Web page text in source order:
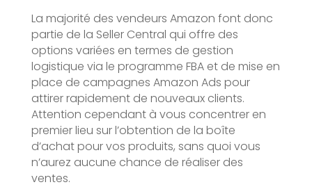
La majorité des vendeurs Amazon font donc
partie de la Seller Central qui offre des
options variées en termes de gestion
logistique via le programme FBA et de mise en
place de campagnes Amazon Ads pour
attirer rapidement de nouveaux clients.
Attention cependant à vous concentrer en
premier lieu sur l’obtention de la boîte
d’achat pour vos produits, sans quoi vous
n’aurez aucune chance de réaliser des
ventes.